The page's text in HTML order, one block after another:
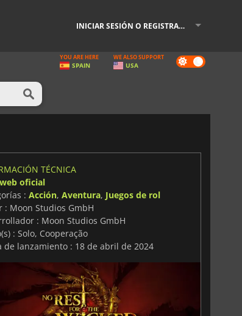
INICIAR SESIÓN O REGISTRARSE
Dark
mode
YOU ARE HERE
SPAIN
WE ALSO SUPPORT
USA
TÉCNICA
oficial
: Acción, Aventura, Juegos de rol
: Moon Studios GmbH
: Moon Studios GmbH
: Solo, Cooperação
de lanzamiento : 18 de abril de 2024